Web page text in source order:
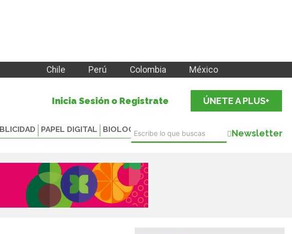
Chile Perú Colombia México
Inicia Sesión o Registrate ÚNETE A PLUS+
PAPEL DIGITAL BIOLOGICALS Newsletter